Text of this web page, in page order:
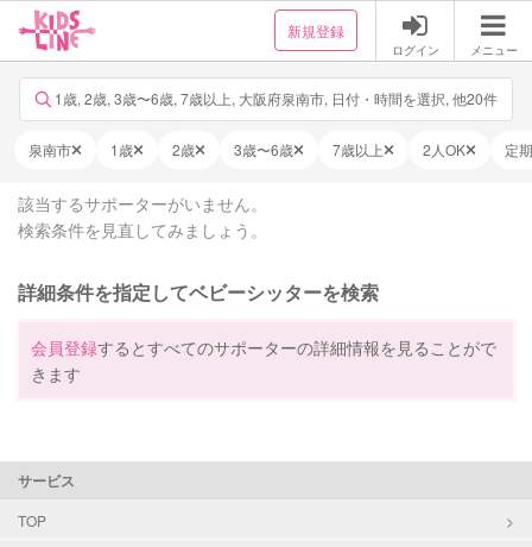
新規登録
ログイン メニュー
1歳, 2歳, 3歳〜6歳, 7歳以上, 大阪府泉南市, 日付・時間を選択, 他20件
泉南市 1歳 2歳 3歳〜6歳 7歳以上 2人OK 定
該当するサポーターがいません。
検索条件を見直してみましょう。
詳細条件を指定してベビーシッターを検索
会員登録するとすべてのサポーターの詳細情報を見ることがで
きます
サービス
TOP